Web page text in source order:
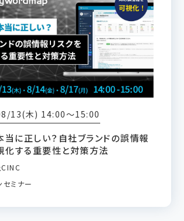
13(木) 14:00～15:00
当に正しい？自社ブランドの誤情報
化する重要性と対策方法
セミナー